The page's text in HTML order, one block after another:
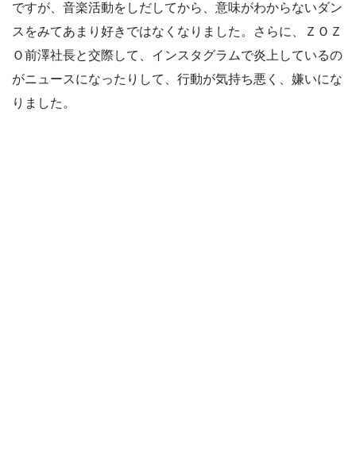
ですが、音楽活動をしだしてから、意味がわからないダン
スをみてあまり好きではなくなりました。さらに、ＺＯＺ
Ｏ前澤社長と交際して、インスタグラムで炎上しているの
がニュースになったりして、行動が気持ち悪く、嫌いにな
りました。